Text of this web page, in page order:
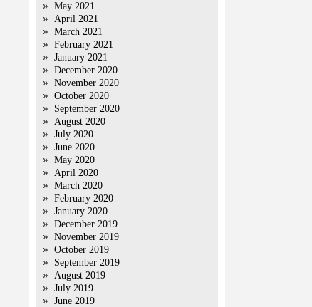
May 2021
April 2021
March 2021
February 2021
January 2021
December 2020
November 2020
October 2020
September 2020
August 2020
July 2020
June 2020
May 2020
April 2020
March 2020
February 2020
January 2020
December 2019
November 2019
October 2019
September 2019
August 2019
July 2019
June 2019